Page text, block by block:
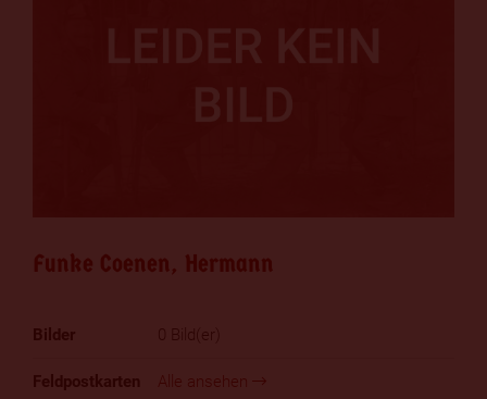
Funke Coenen, Hermann
0 Bild(er)
Alle ansehen